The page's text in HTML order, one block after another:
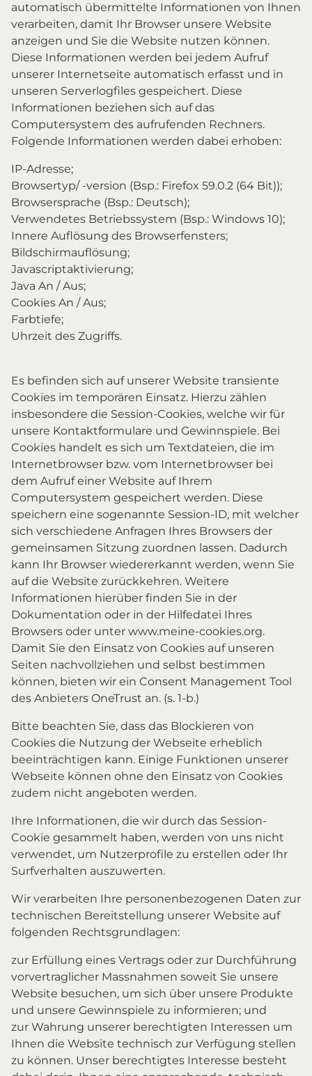
automatisch übermittelte Informationen von Ihnen
verarbeiten, damit Ihr Browser unsere Website
anzeigen und Sie die Website nutzen können.
Diese Informationen werden bei jedem Aufruf
unserer Internetseite automatisch erfasst und in
unseren Serverlogfiles gespeichert. Diese
Informationen beziehen sich auf das
Computersystem des aufrufenden Rechners.
Folgende Informationen werden dabei erhoben:
IP-Adresse;
Browsertyp/ -version (Bsp.: Firefox 59.0.2 (64 Bit));
Browsersprache (Bsp.: Deutsch);
Verwendetes Betriebssystem (Bsp.: Windows 10);
Innere Auflösung des Browserfensters;
Bildschirmauflösung;
Javascriptaktivierung;
Java An / Aus;
Cookies An / Aus;
Farbtiefe;
Uhrzeit des Zugriffs.
Es befinden sich auf unserer Website transiente
Cookies im temporären Einsatz. Hierzu zählen
insbesondere die Session-Cookies, welche wir für
unsere Kontaktformulare und Gewinnspiele. Bei
Cookies handelt es sich um Textdateien, die im
Internetbrowser bzw. vom Internetbrowser bei
dem Aufruf einer Website auf Ihrem
Computersystem gespeichert werden. Diese
speichern eine sogenannte Session-ID, mit welcher
sich verschiedene Anfragen Ihres Browsers der
gemeinsamen Sitzung zuordnen lassen. Dadurch
kann Ihr Browser wiedererkannt werden, wenn Sie
auf die Website zurückkehren. Weitere
Informationen hierüber finden Sie in der
Dokumentation oder in der Hilfedatei Ihres
Browsers oder unter www.meine-cookies.org.
Damit Sie den Einsatz von Cookies auf unseren
Seiten nachvollziehen und selbst bestimmen
können, bieten wir ein Consent Management Tool
des Anbieters OneTrust an. (s. 1-b.)
Bitte beachten Sie, dass das Blockieren von
Cookies die Nutzung der Webseite erheblich
beeinträchtigen kann. Einige Funktionen unserer
Webseite können ohne den Einsatz von Cookies
zudem nicht angeboten werden.
Ihre Informationen, die wir durch das Session-
Cookie gesammelt haben, werden von uns nicht
verwendet, um Nutzerprofile zu erstellen oder Ihr
Surfverhalten auszuwerten.
Wir verarbeiten Ihre personenbezogenen Daten zur
technischen Bereitstellung unserer Website auf
folgenden Rechtsgrundlagen:
zur Erfüllung eines Vertrags oder zur Durchführung
vorvertraglicher Massnahmen soweit Sie unsere
Website besuchen, um sich über unsere Produkte
und unsere Gewinnspiele zu informieren; und
zur Wahrung unserer berechtigten Interessen um
Ihnen die Website technisch zur Verfügung stellen
zu können. Unser berechtigtes Interesse besteht